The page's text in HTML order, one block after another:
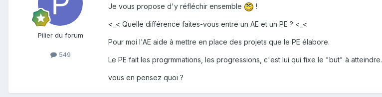
Pilier du forum
549
Je vous propose d'y réfléchir ensemble !
<_< Quelle différence faites-vous entre un AE et un PE ? <_<
Pour moi l'AE aide à mettre en place des projets que le PE élabore.
Le PE fait les progrmmations, les progressions, c'est lui qui fixe le "but" à atteindre.
vous en pensez quoi ?